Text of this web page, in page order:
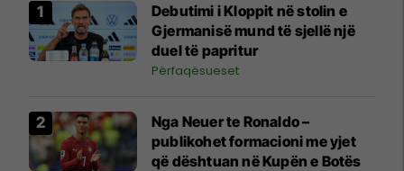
Debutimi i Kloppit në stolin e
Gjermanisë mund të sjellë një
duel të papritur
Përfaqësueset
Nga Neuer te Ronaldo –
publikohet formacioni me yjet
që dështuan në Kupën e Botës